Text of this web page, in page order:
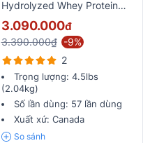
Hydrolyzed Whey Protein
4.5lbs
3.090.000đ
3.390.000₫ -9%
2
Trọng lượng: 4.5lbs
(2.04kg)
Số lần dùng: 57 lần dùng
Xuất xứ: Canada
So sánh